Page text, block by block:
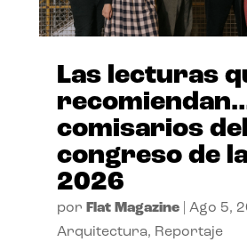
Las lecturas
comisarios del
congreso de
2026
por Flat Magazine| Ago 5,
Arquitectura, Reportaje